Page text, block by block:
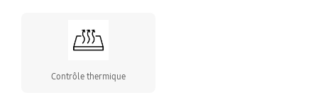
Contrôle thermique